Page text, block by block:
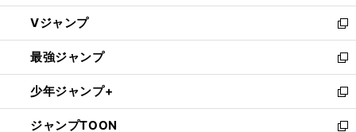
ウ
ィ
ン
ド
ウ
で
開
く
し
い
ウ
ィ
ン
ド
ウ
で
Vジャンプ
新
し
い
ウ
ィ
ン
ド
最強ジャンプ
新
し
い
ウ
ィ
少年ジャンプ+
新
し
い
ジャンプTOON
新